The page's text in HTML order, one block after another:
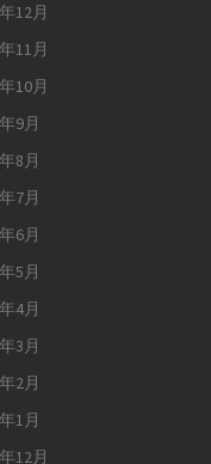
12月
11月
10月
9月
8月
7月
6月
5月
4月
3月
2月
1月
12月